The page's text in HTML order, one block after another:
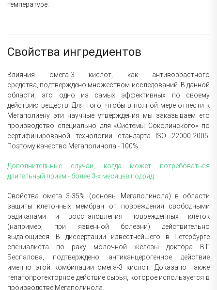
температуре.
Свойства ингредиентов
Влияния омега-3 кислот, как антивозрастного
средства, подтверждено множеством исследований . В данной
области, это одно из самых эффективных по своему
действию веществ. Для того, чтобы в полной мере отнести к
Мегаполиену эти научные утверждения мы заказываем его
производство специально для «Системы Соколинского» по
сертифицированой технологии стандарта ISO 22000-2005.
Поэтому качество Мегаполинола - 100%.
Дополнительные случаи, когда может потребоваться
длительный прием - более 3-х месяцев подряд
Свойства омега 3-35% (основы Мегаполинола) в области
защиты клеточных мембран от повреждения свободными
радикалами и восстановления поврежденных клеток
(например, при язвенной болезни) действительно
выдающиеся. В диссертации известнейшего в Петербурге
специалиста по раку молочной железы доктора В.Г.
Беспалова, подтверждено антиканцерогенное действие
именно этой комбинации омега-3 кислот. Доказано также
гепатопротекторное действие сырья, которое используется в
производстве Мегаполинола.